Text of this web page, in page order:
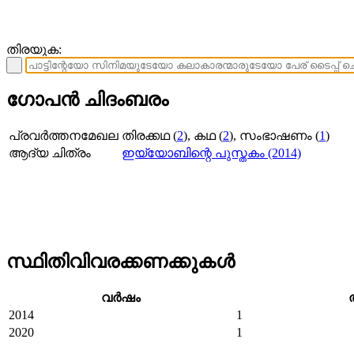
തിരയുക:
ഗോപൻ ചിദംബരം
പ്രവര്‍ത്തനമേഖല തിരക്കഥ (2), കഥ (2), സംഭാഷണം (1)
ആദ്യ ചിത്രം
ഇയ്യോബിന്റെ പുസ്തകം (2014)
സ്ഥിതിവിവരക്കണക്കുകള്‍
വര്‍ഷം
2014
1
2020
1